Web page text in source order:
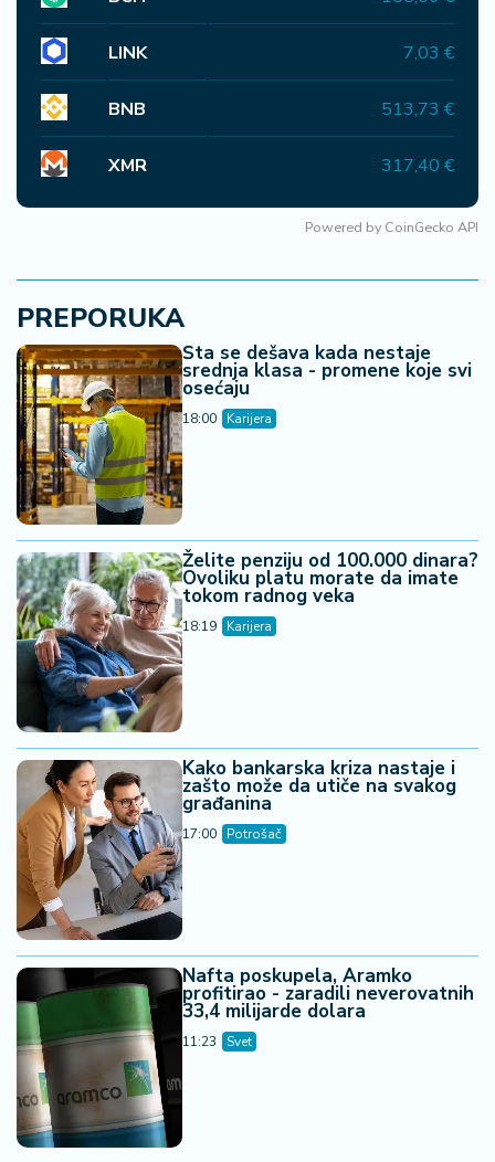
LINK 7,03 €
BNB 513,73 €
XMR 317,40 €
Powered by CoinGecko API
PREPORUKA
Šta se dešava kada nestaje
srednja klasa - promene koje svi
osećaju
18:00 Karijera
Želite penziju od 100.000 dinara?
Ovoliku platu morate da imate
tokom radnog veka
18:19 Karijera
Kako bankarska kriza nastaje i
zašto može da utiče na svakog
građanina
17:00 Potrošač
Nafta poskupela, Aramko
profitirao - zaradili neverovatnih
33,4 milijarde dolara
11:23 Svet